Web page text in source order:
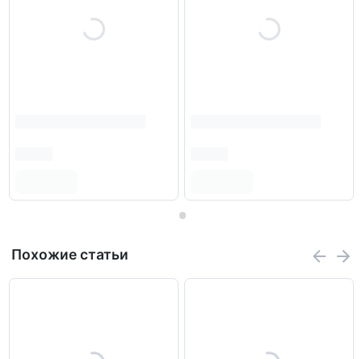
7219 мкм х 6157 мкм
что бы скачать
Похожие статьи